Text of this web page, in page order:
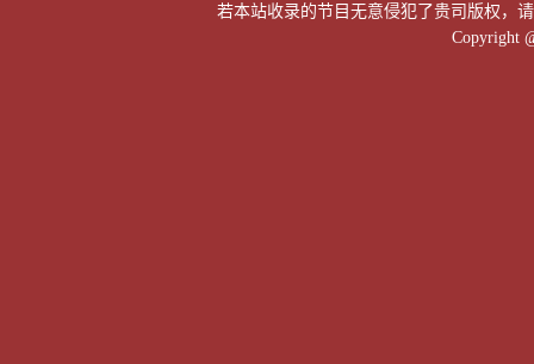
若本站收录的节目无意侵犯了贵司版权，
Copyright